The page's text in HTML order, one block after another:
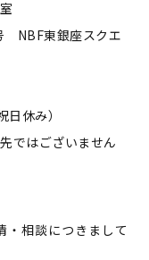
NBF東銀座スクエ
休み）
ではございません
・相談につきまして